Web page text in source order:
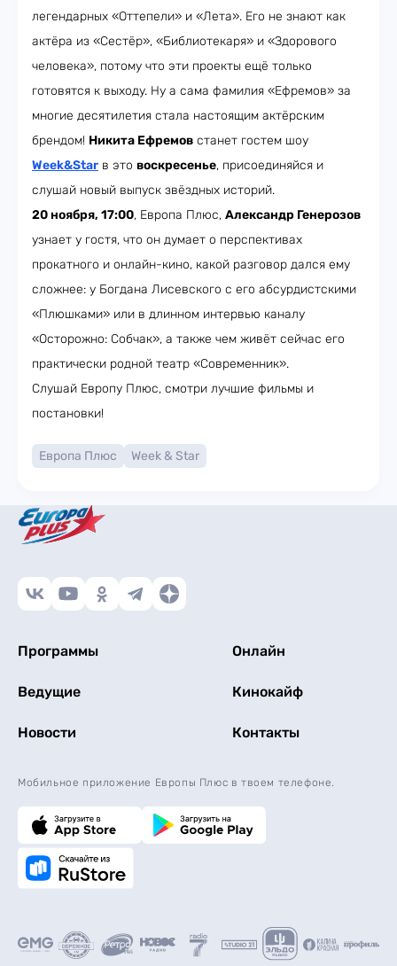
легендарных «Оттепели» и «Лета». Его не знают как
актёра из «Сестёр», «Библиотекаря» и «Здорового
человека», потому что эти проекты ещё только
готовятся к выходу. Ну а сама фамилия «Ефремов» за
многие десятилетия стала настоящим актёрским
брендом! Никита Ефремов станет гостем шоу
Week&Star в это воскресенье, присоединяйся и
слушай новый выпуск звёздных историй.
20 ноября, 17:00, Европа Плюс, Александр Генерозов
узнает у гостя, что он думает о перспективах
прокатного и онлайн-кино, какой разговор дался ему
сложнее: у Богдана Лисевского с его абсурдистскими
«Плюшками» или в длинном интервью каналу
«Осторожно: Собчак», а также чем живёт сейчас его
практически родной театр «Современник».
Слушай Европу Плюс, смотри лучшие фильмы и
постановки!
Европа Плюс Week & Star
Программы Онлайн
Ведущие Кинокайф
Новости Контакты
Мобильное приложение Европы Плюс в твоем телефоне.